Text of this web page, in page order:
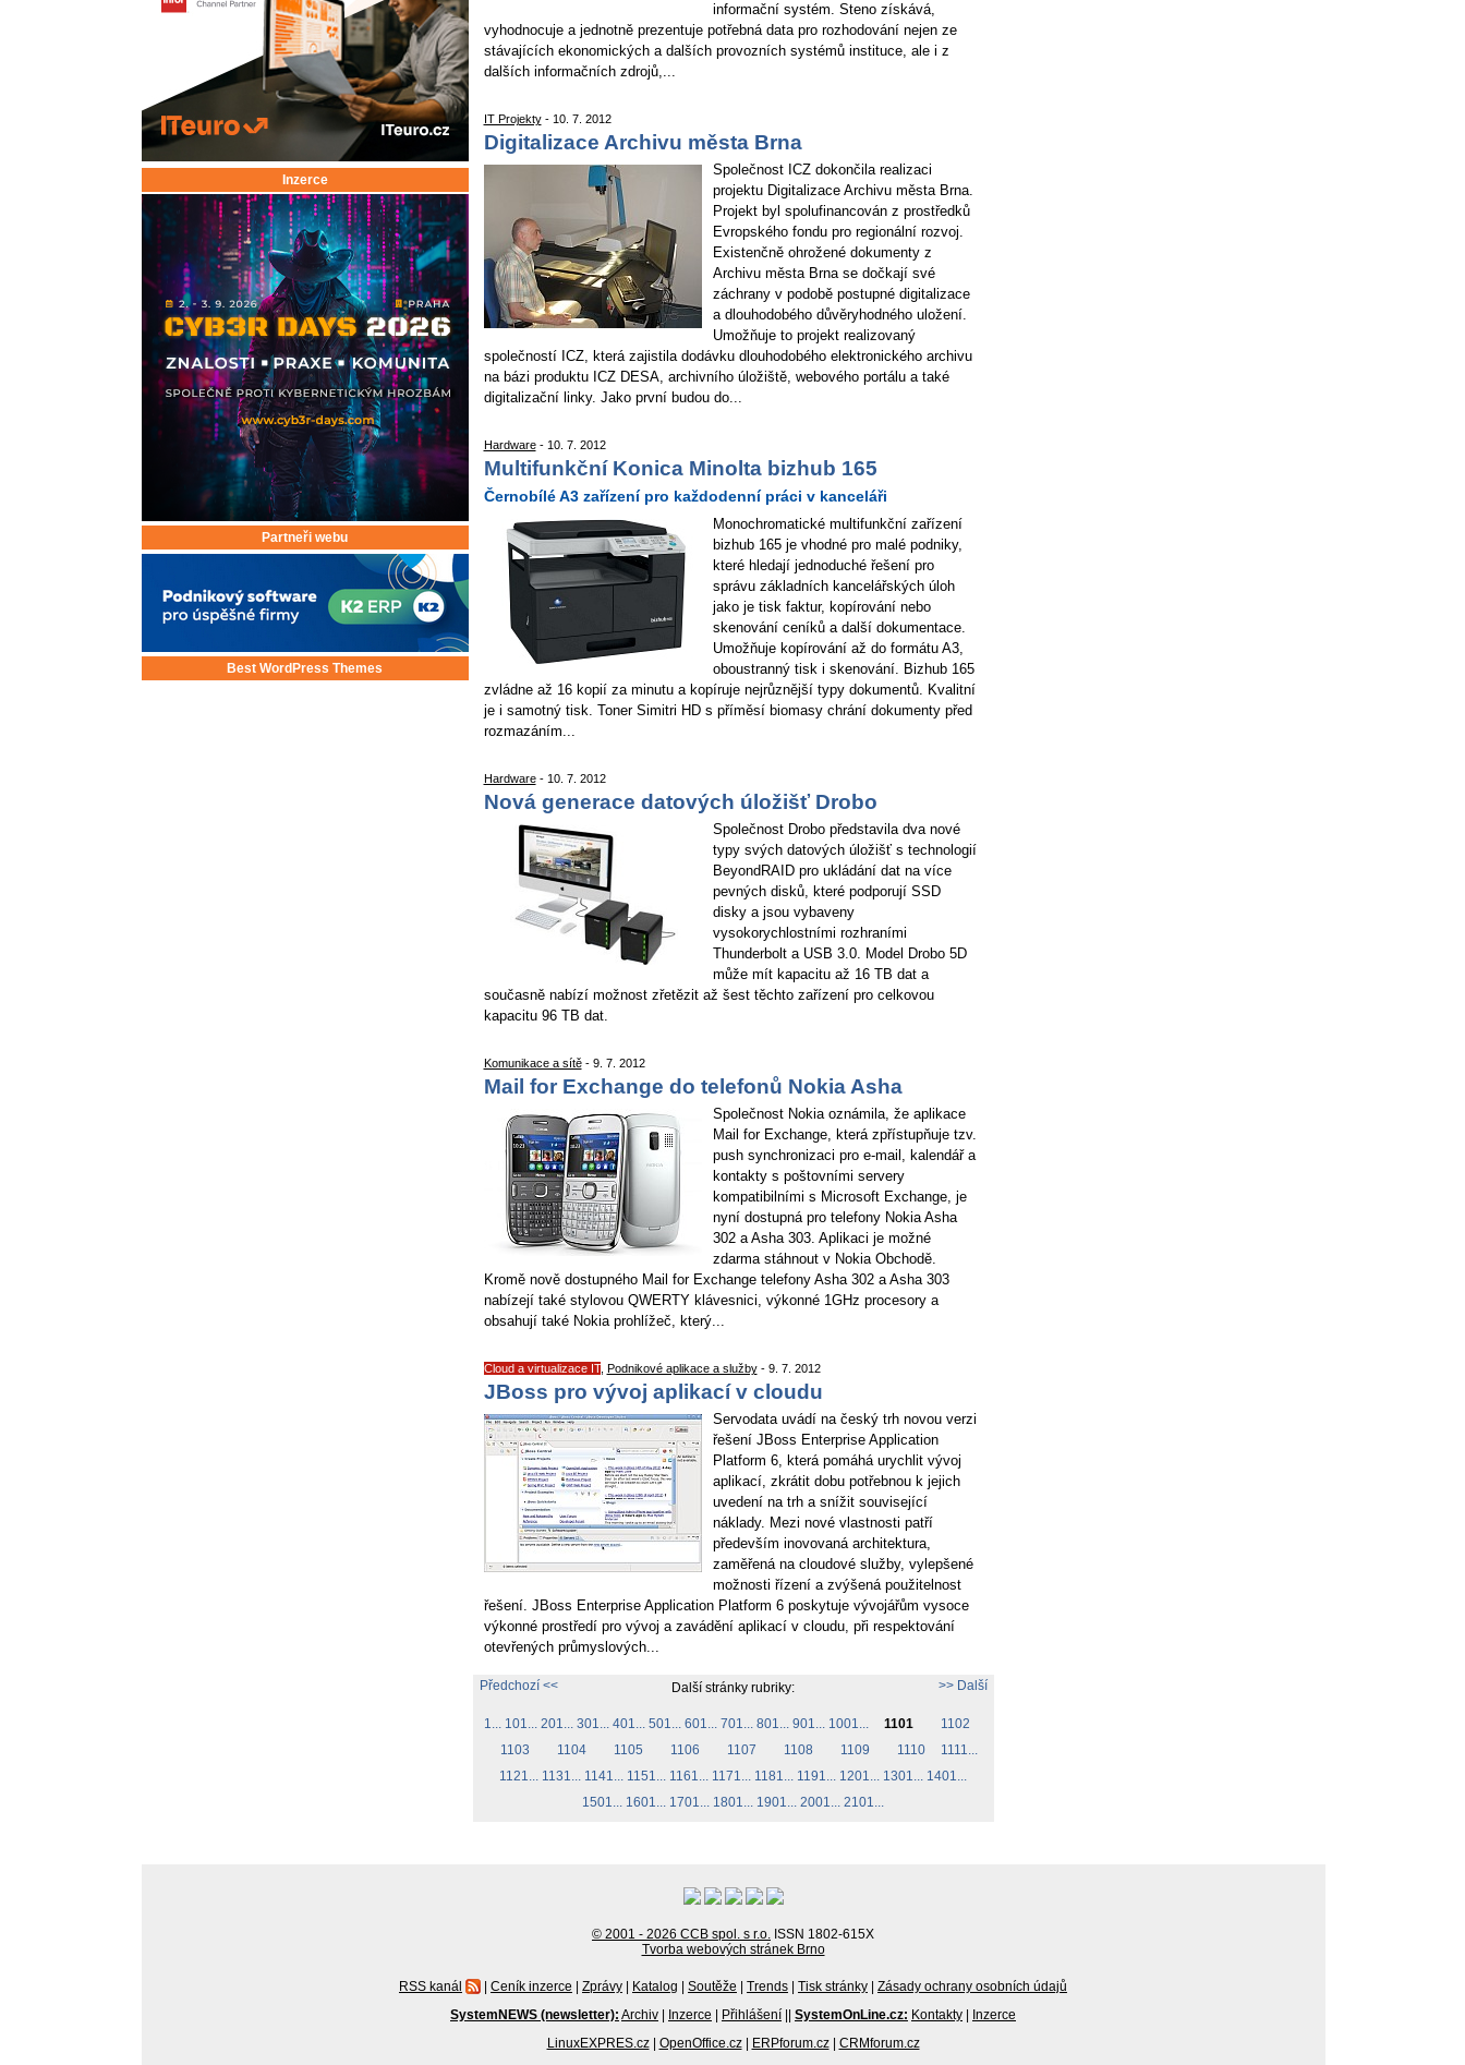
Inzerce
Partneři webu
Best WordPress Themes
informační systém. Steno získává,
vyhodnocuje a jednotně prezentuje potřebná data pro rozhodování nejen ze
stávajících ekonomických a dalších provozních systémů instituce, ale i z
dalších informačních zdrojů,...
IT Projekty- 10. 7. 2012
Digitalizace Archivu města Brna
Společnost ICZ dokončila realizaci
projektu Digitalizace Archivu města Brna.
Projekt byl spolufinancován z prostředků
Evropského fondu pro regionální rozvoj.
Existenčně ohrožené dokumenty z
Archivu města Brna se dočkají své
záchrany v podobě postupné digitalizace
a dlouhodobého důvěryhodného uložení.
Umožňuje to projekt realizovaný
společností ICZ, která zajistila dodávku dlouhodobého elektronického archivu
na bázi produktu ICZ DESA, archivního úložiště, webového portálu a také
digitalizační linky. Jako první budou do...
Hardware- 10. 7. 2012
Multifunkční Konica Minolta bizhub 165
Černobílé A3 zařízení pro každodenní práci v kanceláři
Monochromatické multifunkční zařízení
bizhub 165 je vhodné pro malé podniky,
které hledají jednoduché řešení pro
správu základních kancelářských úloh
jako je tisk faktur, kopírování nebo
skenování ceníků a další dokumentace.
Umožňuje kopírování až do formátu A3,
oboustranný tisk i skenování. Bizhub 165
zvládne až 16 kopií za minutu a kopíruje nejrůznější typy dokumentů. Kvalitní
je i samotný tisk. Toner Simitri HD s příměsí biomasy chrání dokumenty před
rozmazáním...
Hardware- 10. 7. 2012
Nová generace datových úložišť Drobo
Společnost Drobo představila dva nové
typy svých datových úložišť s technologií
BeyondRAID pro ukládání dat na více
pevných disků, které podporují SSD
disky a jsou vybaveny
vysokorychlostními rozhraními
Thunderbolt a USB 3.0. Model Drobo 5D
může mít kapacitu až 16 TB dat a
současně nabízí možnost zřetězit až šest těchto zařízení pro celkovou
kapacitu 96 TB dat.
Komunikace a sítě- 9. 7. 2012
Mail for Exchange do telefonů Nokia Asha
Společnost Nokia oznámila, že aplikace
Mail for Exchange, která zpřístupňuje tzv.
push synchronizaci pro e-mail, kalendář a
kontakty s poštovními servery
kompatibilními s Microsoft Exchange, je
nyní dostupná pro telefony Nokia Asha
302 a Asha 303. Aplikaci je možné
zdarma stáhnout v Nokia Obchodě.
Kromě nově dostupného Mail for Exchange telefony Asha 302 a Asha 303
nabízejí také stylovou QWERTY klávesnici, výkonné 1GHz procesory a
obsahují také Nokia prohlížeč, který...
Cloud a virtualizace IT, Podnikové aplikace a služby- 9. 7. 2012
JBoss pro vývoj aplikací v cloudu
Servodata uvádí na český trh novou verzi
řešení JBoss Enterprise Application
Platform 6, která pomáhá urychlit vývoj
aplikací, zkrátit dobu potřebnou k jejich
uvedení na trh a snížit související
náklady. Mezi nové vlastnosti patří
především inovovaná architektura,
zaměřená na cloudové služby, vylepšené
možnosti řízení a zvýšená použitelnost
řešení. JBoss Enterprise Application Platform 6 poskytuje vývojářům vysoce
výkonné prostředí pro vývoj a zavádění aplikací v cloudu, při respektování
otevřených průmyslových...
Předchozí << >> Další
Další stránky rubriky:
1... 101... 201... 301... 401... 501... 601... 701... 801... 901... 1001... 1101
1102
1103
1104 1105 1106 1107 1108 1109 1110
1111...
1121... 1131... 1141... 1151... 1161... 1171... 1181... 1191... 1201... 1301... 1401...
1501... 1601... 1701... 1801... 1901... 2001... 2101...
© 2001 - 2026 CCB spol. s r.o. ISSN 1802-615X
Tvorba webových stránek Brno
RSS kanál | Ceník inzerce | Zprávy | Katalog | Soutěže | Trends | Tisk stránky | Zásady ochrany osobních údajů
SystemNEWS (newsletter): Archiv Inzerce Přihlášení SystemOnLine.cz: Kontakty
Inzerce
LinuxEXPRES.cz
OpenOffice.cz ERPforum.cz
CRMforum.cz